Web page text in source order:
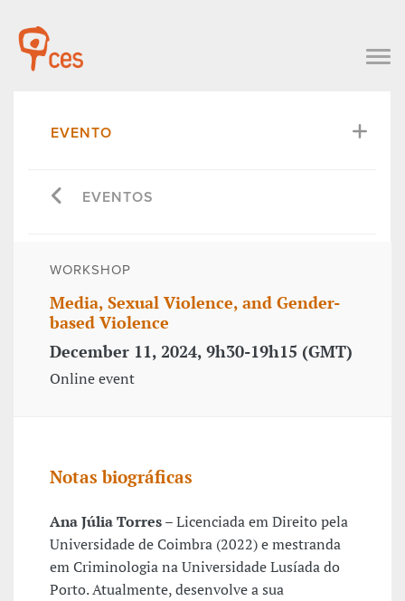
EVENTO
EVENTOS
WORKSHOP
Media, Sexual Violence, and Gender-
based Violence
December 11, 2024, 9h30-19h15 (GMT)
Online event
Notas biográficas
Ana Júlia Torres– Licenciada em Direito pela
Universidade de Coimbra (2022) e mestranda
em Criminologia na Universidade Lusíada do
Porto. Atualmente, desenvolve a sua